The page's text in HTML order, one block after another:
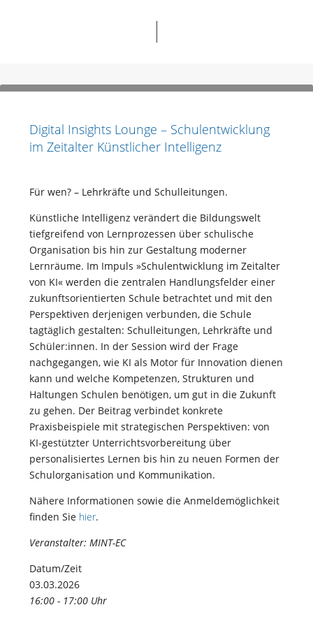
Digital Insights Lounge – Schulentwicklung
im Zeitalter Künstlicher Intelligenz
Für wen? – Lehrkräfte und Schulleitungen.
Künstliche Intelligenz verändert die Bildungswelt
tiefgreifend von Lernprozessen über schulische
Organisation bis hin zur Gestaltung moderner
Lernräume. Im Impuls »Schulentwicklung im Zeitalter
von KI« werden die zentralen Handlungsfelder einer
zukunftsorientierten Schule betrachtet und mit den
Perspektiven derjenigen verbunden, die Schule
tagtäglich gestalten: Schulleitungen, Lehrkräfte und
Schüler:innen. In der Session wird der Frage
nachgegangen, wie KI als Motor für Innovation dienen
kann und welche Kompetenzen, Strukturen und
Haltungen Schulen benötigen, um gut in die Zukunft
zu gehen. Der Beitrag verbindet konkrete
Praxisbeispiele mit strategischen Perspektiven: von
KI-gestützter Unterrichtsvorbereitung über
personalisiertes Lernen bis hin zu neuen Formen der
Schulorganisation und Kommunikation.
Nähere Informationen sowie die Anmeldemöglichkeit
finden Sie hier.
Veranstalter: MINT-EC
Datum/Zeit
03.03.2026
16:00 - 17:00 Uhr